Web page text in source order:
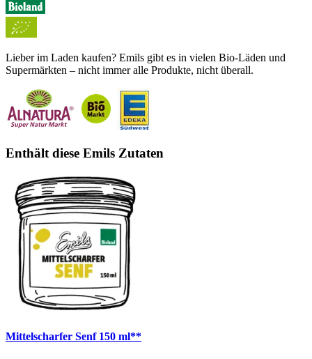
Lieber im Laden kaufen? Emils gibt es in vielen Bio-Läden und
Supermärkten – nicht immer alle Produkte, nicht überall.
Enthält diese Emils Zutaten
Mittelscharfer Senf 150 ml**